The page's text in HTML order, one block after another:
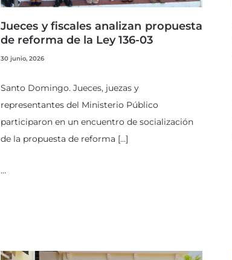
Jueces y fiscales analizan propuesta
de reforma de la Ley 136-03
30 junio, 2026
Santo Domingo. Jueces, juezas y
representantes del Ministerio Público
participaron en un encuentro de socialización
de la propuesta de reforma […]
…